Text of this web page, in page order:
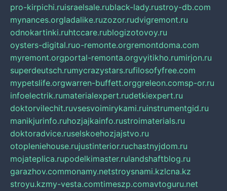
pro-kirpichi.ruisraelsale.rublack-lady.rustroy-db.com
mynances.orgladalike.ruzozor.rudvigremont.ru
odnokartinki.ruhtccare.rublogizotovoy.ru
oysters-digital.ruo-remonte.orgremontdoma.com
myremont.orgportal-remonta.orgvyitikho.rumirjon.ru
superdeutsch.rumycrazystars.rufilosofyfree.com
mypetslife.orgwarren-buffett.orggreleon.comsp-or.ru
infoelectrik.rumaterialexpert.rudetkiexpert.ru
doktorvilechit.ruvsesvoimirykami.ruinstrumentgid.ru
manikjurinfo.ruhozjajkainfo.rustroimaterials.ru
doktoradvice.ruselskoehozjajstvo.ru
otopleniehouse.rujustinterior.ruchastnyjdom.ru
mojateplica.rupodelkimaster.rulandshaftblog.ru
garazhov.commonamy.netstroysnami.kzlcna.kz
stroyu.kzmy-vesta.comtimeszp.comavtoguru.net